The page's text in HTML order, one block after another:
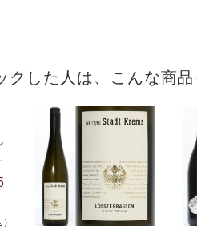
クした人は、こんな商